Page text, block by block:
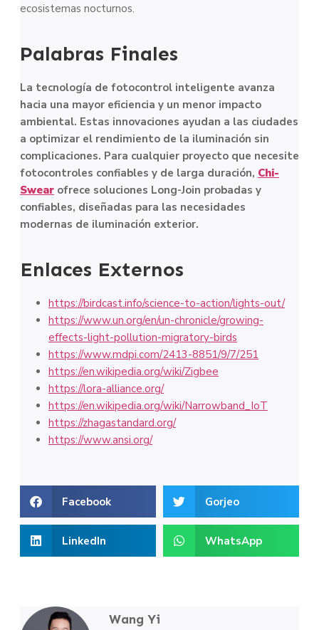
ecosistemas nocturnos.
Palabras Finales
La tecnología de fotocontrol inteligente avanza
hacia una mayor eficiencia y un menor impacto
ambiental. Estas innovaciones ayudan a las ciudades
a optimizar el rendimiento de la iluminación sin
complicaciones. Para cualquier proyecto que necesite
fotocontroles confiables y de larga duración, Chi-
Swear ofrece soluciones Long-Join probadas y
confiables, diseñadas para las necesidades
modernas de iluminación exterior.
Enlaces Externos
https://birdcast.info/science-to-action/lights-out/
https://www.un.org/en/un-chronicle/growing-
effects-light-pollution-migratory-birds
https://www.mdpi.com/2413-8851/9/7/251
https://en.wikipedia.org/wiki/Zigbee
https://lora-alliance.org/
https://en.wikipedia.org/wiki/Narrowband_IoT
https://zhagastandard.org/
https://www.ansi.org/
Facebook Gorjeo
LinkedIn WhatsApp
Wang Yi